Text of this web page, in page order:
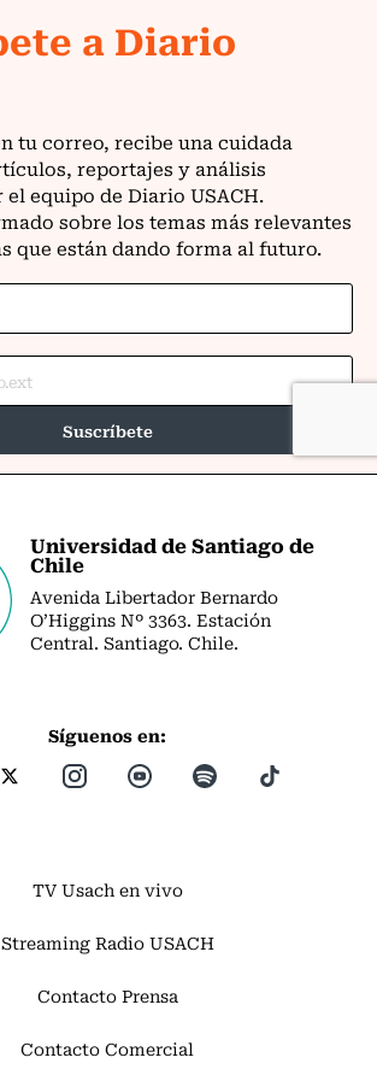
Universidad de Santiago de
Chile
Avenida Libertador Bernardo
O’Higgins Nº 3363. Estación
Central. Santiago. Chile.
Síguenos en:
TV Usach en vivo
Streaming Radio USACH
Contacto Prensa
Contacto Comercial